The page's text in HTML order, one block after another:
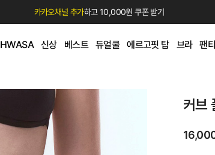
카카오채널 추가하고 10,000원 쿠폰 받기
HWASA 신상 베스트 듀얼쿨 에르고핏 탑 브라 팬티
커브